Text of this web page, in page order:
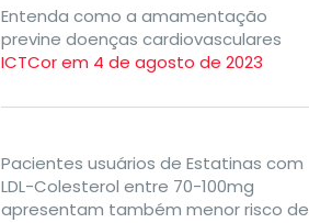
Entenda como a amamentação
previne doenças cardiovasculares
ICTCor em 4 de agosto de 2023
Pacientes usuários de Estatinas com
LDL-Colesterol entre 70-100mg
apresentam também menor risco de